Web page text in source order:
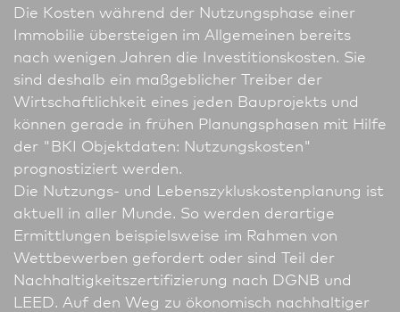
Die Kosten während der Nutzungsphase einer
Immobilie übersteigen im Allgemeinen bereits
nach wenigen Jahren die Investitionskosten. Sie
sind deshalb ein maßgeblicher Treiber der
Wirtschaftlichkeit eines jeden Bauprojekts und
können gerade in frühen Planungsphasen mit Hilfe
der "BKI Objektdaten: Nutzungskosten"
prognostiziert werden.
Die Nutzungs- und Lebenszykluskostenplanung ist
aktuell in aller Munde. So werden derartige
Ermittlungen beispielsweise im Rahmen von
Wettbewerben gefordert oder sind Teil der
Nachhaltigkeitszertifizierung nach DGNB und
LEED. Auf den Weg zu ökonomisch nach­haltiger